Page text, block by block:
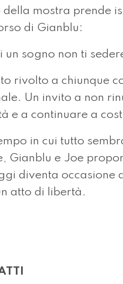
della mostra prende
di Gianblu:
un sogno non ti
rivolto a chiunque
Un invito a non
e a continuare a
in cui tutto
Gianblu e Joe
diventa occasione
atto di libertà.